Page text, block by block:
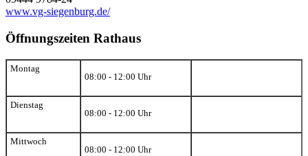
www.vg-siegenburg.de/
Öffnungszeiten Rathaus
Montag
08:00 - 12:00 Uhr
Dienstag
08:00 - 12:00 Uhr
Mittwoch
08:00 - 12:00 Uhr